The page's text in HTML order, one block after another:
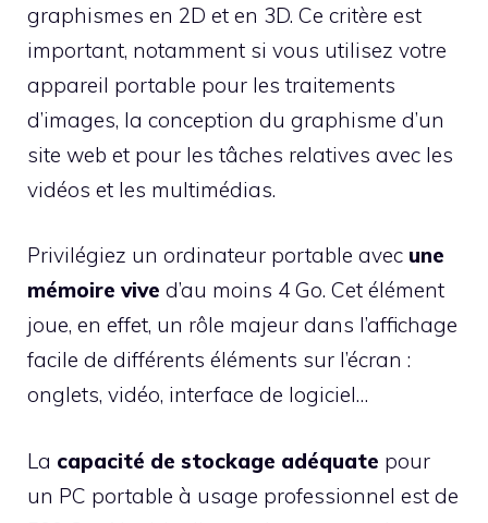
graphismes en 2D et en 3D. Ce critère est
important, notamment si vous utilisez votre
appareil portable pour les traitements
d’images, la conception du graphisme d’un
site web et pour les tâches relatives avec les
vidéos et les multimédias.
Privilégiez un ordinateur portable avec une
mémoire vive d’au moins 4 Go. Cet élément
joue, en effet, un rôle majeur dans l’affichage
facile de différents éléments sur l’écran :
onglets, vidéo, interface de logiciel…
La capacité de stockage adéquate pour
un PC portable à usage professionnel est de